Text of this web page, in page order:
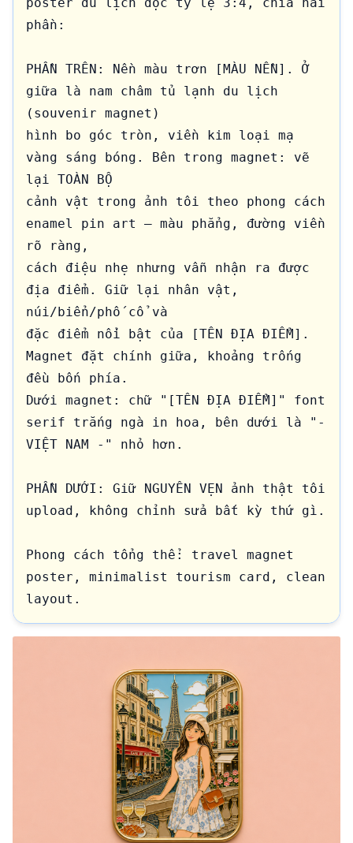
phần:
PHẦN TRÊN: Nền màu trơn [MÀU NỀN]. Ở
giữa là nam châm tủ lạnh du lịch
(souvenir magnet)
hình bo góc tròn, viền kim loại mạ
vàng sáng bóng. Bên trong magnet: vẽ
lại TOÀN BỘ
cảnh vật trong ảnh tôi theo phong cách
enamel pin art — màu phẳng, đường viền
rõ ràng,
cách điệu nhẹ nhưng vẫn nhận ra được
địa điểm. Giữ lại nhân vật,
núi/biển/phố cổ và
đặc điểm nổi bật của [TÊN ĐỊA ĐIỂM].
Magnet đặt chính giữa, khoảng trống
đều bốn phía.
Dưới magnet: chữ "[TÊN ĐỊA ĐIỂM]" font
serif trắng ngà in hoa, bên dưới là "-
VIỆT NAM -" nhỏ hơn.
PHẦN DƯỚI: Giữ NGUYÊN VẸN ảnh thật tôi
upload, không chỉnh sửa bất kỳ thứ gì.
Phong cách tổng thể: travel magnet
poster, minimalist tourism card, clean
layout.